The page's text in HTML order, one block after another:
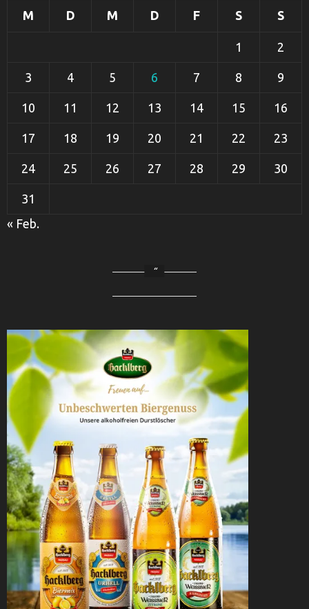
M D M D F S S
1 2
3 4 5 6 7 8 9
10 11 12 13 14 15 16
17 18 19 20 21 22 23
24 25 26 27 28 29 30
31
« Feb.